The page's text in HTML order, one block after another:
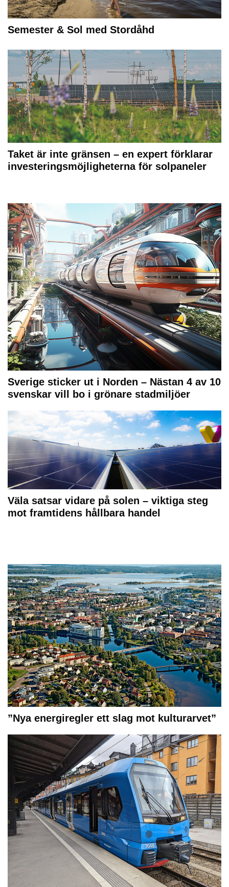
Semester & Sol med Stordåhd
Taket är inte gränsen – en expert förklarar
investeringsmöjligheterna för solpaneler
Sverige sticker ut i Norden – Nästan 4 av 10
svenskar vill bo i grönare stadmiljöer
Väla satsar vidare på solen – viktiga steg
mot framtidens hållbara handel
”Nya energiregler ett slag mot kulturarvet”